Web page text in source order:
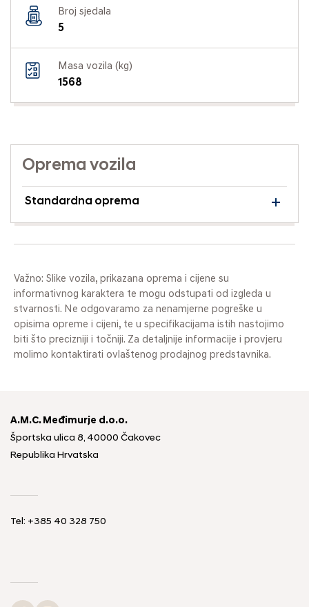
Broj sjedala
5
Masa vozila (kg)
1568
Oprema vozila
Standardna oprema
Važno: Slike vozila, prikazana oprema i cijene su
informativnog karaktera te mogu odstupati od izgleda u
stvarnosti. Ne odgovaramo za nenamjerne pogreške u
opisima opreme i cijeni, te u specifikacijama istih nastojimo
biti što precizniji i točniji. Za detaljnije informacije i provjeru
molimo kontaktirati ovlaštenog prodajnog predstavnika.
A.M.C. Međimurje d.o.o.
Športska ulica 8, 40000 Čakovec
Republika Hrvatska
Tel: +385 40 328 750